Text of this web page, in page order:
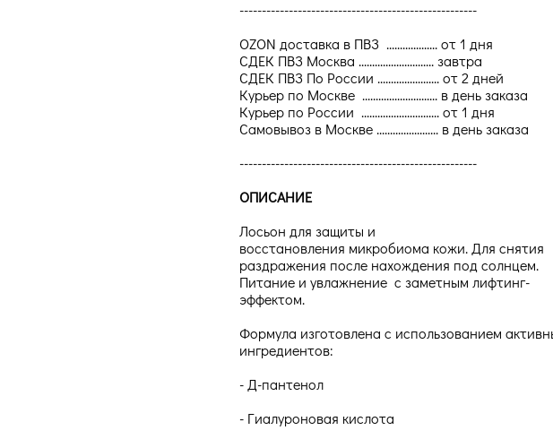
-----------------------------------------------------
OZON доставка в ПВЗ ................... от 1 дня
СДЕК ПВЗ Москва ............................ завтра
СДЕК ПВЗ По России ....................... от 2 дней
Курьер по Москве ............................ в день заказа
Курьер по России ............................. от 1 дня
Самовывоз в Москве ....................... в день заказа
-----------------------------------------------------
ОПИСАНИЕ
Лосьон для защиты и
восстановления микробиома кожи. Для снятия
раздражения после нахождения под солнцем.
Питание и увлажнение с заметным лифтинг-
эффектом.
Формула изготовлена с использованием
ингредиентов:
- Д-пантенол
- Гиалуроновая кислота